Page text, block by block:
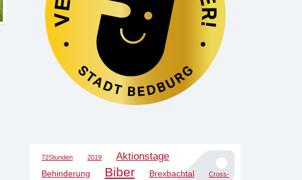
72Stunden 2019 Aktionstage
Behinderung Biber Brexbachtal Cross-